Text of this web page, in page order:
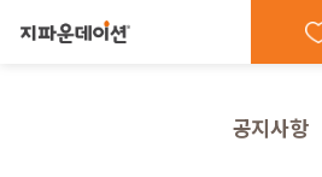
공지사항